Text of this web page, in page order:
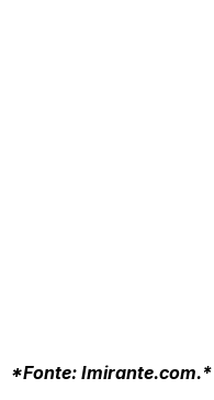
*Fonte: Imirante.com.*